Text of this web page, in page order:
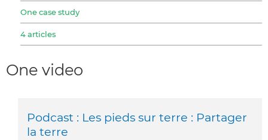
One case study
4 articles
One video
Podcast : Les pieds sur terre : Partager
la terre